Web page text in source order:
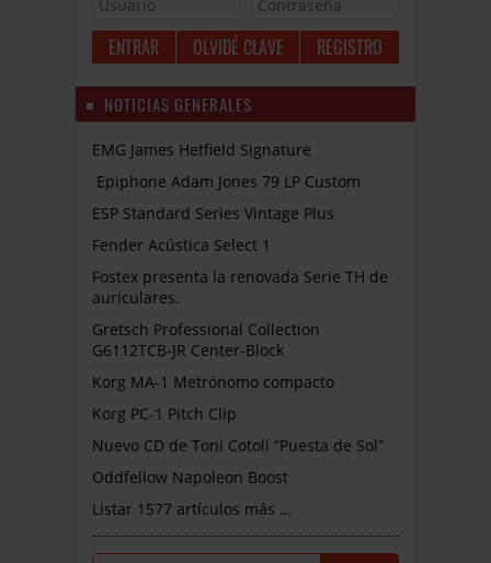
OLVIDÉ CLAVE REGISTRO
NOTICIAS GENERALES
EMG James Hetfield Signature
Epiphone Adam Jones 79 LP Custom
ESP Standard Series Vintage Plus
Fender Acústica Select 1
Fostex presenta la renovada Serie TH de
auriculares.
Gretsch Professional Collection
G6112TCB-JR Center-Block
Korg MA-1 Metrónomo compacto
Korg PC-1 Pitch Clip
Nuevo CD de Toni Cotolí “Puesta de Sol”
Oddfellow Napoleon Boost
Listar 1577 artículos más …